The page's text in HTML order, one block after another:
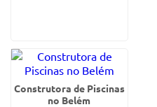
Construtora de Piscinas
no Belém